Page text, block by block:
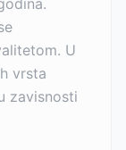
U
vrsta
zavisnosti